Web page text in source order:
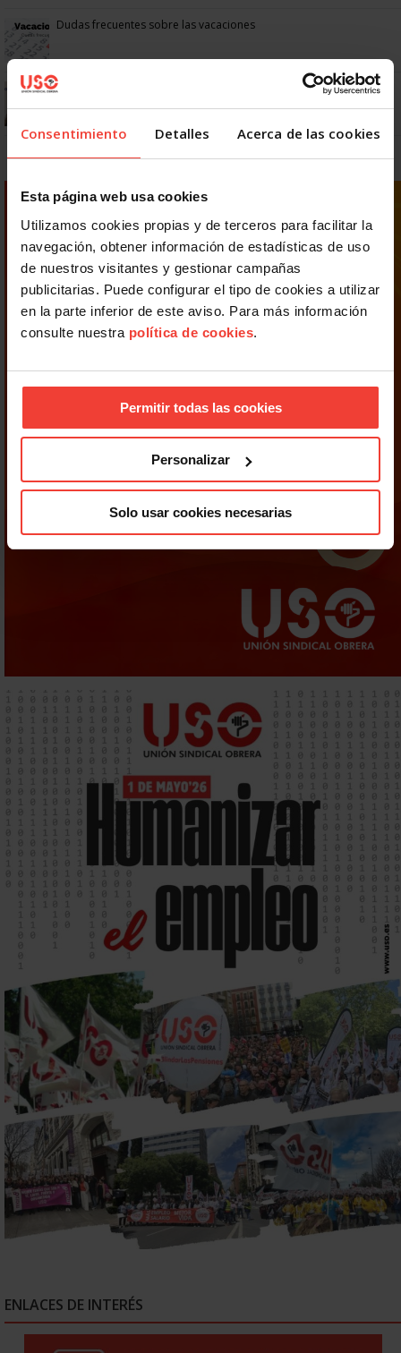
Consentimiento Detalles Acerca de las cookies
Esta página web usa cookies
Utilizamos cookies propias y de terceros para facilitar la
navegación, obtener información de estadísticas de uso
de nuestros visitantes y gestionar campañas
publicitarias. Puede configurar el tipo de cookies a utilizar
en la parte inferior de este aviso. Para más información
consulte nuestra política de cookies.
Permitir todas las cookies
Personalizar
Solo usar cookies necesarias
Dudas frecuentes sobre las vacaciones
¿Puedo viajar estando de baja?
ENLACES DE INTERÉS